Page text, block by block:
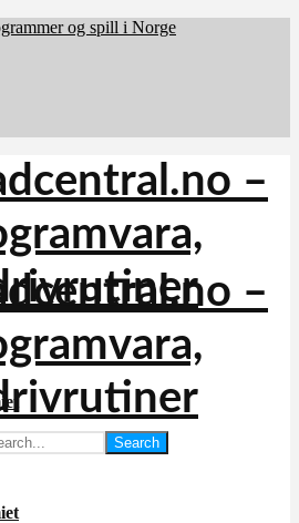
og spill i Norge
Search